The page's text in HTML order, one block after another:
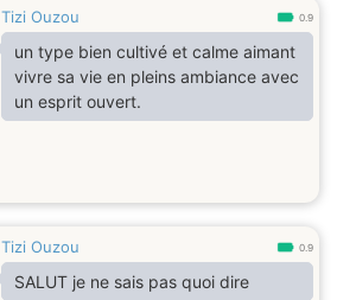
Tizi Ouzou 0.9
un type bien cultivé et calme aimant
vivre sa vie en pleins ambiance avec
un esprit ouvert.
Tizi Ouzou 0.9
SALUT je ne sais pas quoi dire